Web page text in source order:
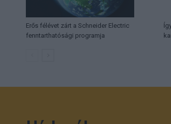
Erős félévet zárt a Schneider Electric
fenntarthatósági programja